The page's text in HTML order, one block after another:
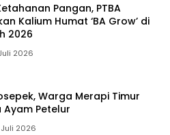
Pangan, PTBA
Kalium Humat ‘BA Grow’ di
2026
2026
Warga Merapi Timur
Ayam Petelur
2026